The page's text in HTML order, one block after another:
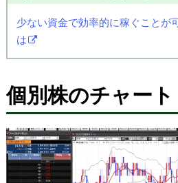
少ない資金で効率的に稼ぐことが
は
個別株のチャート